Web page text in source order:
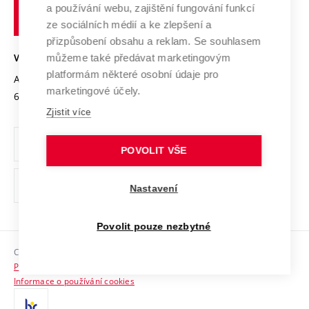
Transfer znalostí
Open Science
Projekty
Projekty ze strukturálních fondů
Specifický výzkum
Mezinárodní dohody
Univerzitní sítě
Podnikavá univerzita / ContriBUTe
Bezpečná univerzita
Vyznamenání
Organizační struktura
Ochrana osobních údajů
odkaz)
Sociální bezpečí
HR Award
technické
VYSOKÉ UČENÍ TECHNICKÉ V BRNĚ
Antonínská 548/1
602 00 Brno
www.vut.cz
vut@vutbr.cz
Copyright © 2026 VUT
Prohlášení o přístupnosti
Informace o používání cookies
a používání webu, zajištění fungování funkcí
ze sociálních médií a ke zlepšení a
přizpůsobení obsahu a reklam. Se souhlasem
můžeme také předávat marketingovým
platformám některé osobní údaje pro
marketingové účely.
Zjistit více
POVOLIT VŠE
Nastavení
Povolit pouze nezbytné